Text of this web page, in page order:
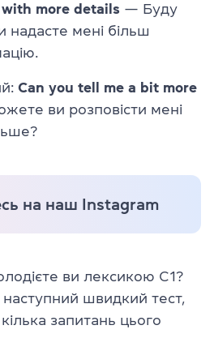
more details — Буду
надасте мені більш
Can you tell me a bit more
ви розповісти мені
на наш Instagram
ви лексикою C1?
швидкий тест,
запитань цього